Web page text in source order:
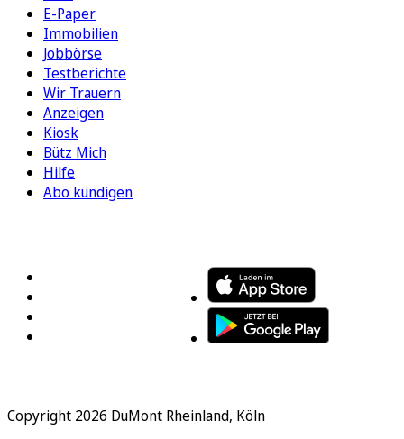
E-Paper
Immobilien
Jobbörse
Testberichte
Wir Trauern
Anzeigen
Kiosk
Bütz Mich
Hilfe
Abo kündigen
Copyright 2026 DuMont Rheinland, Köln